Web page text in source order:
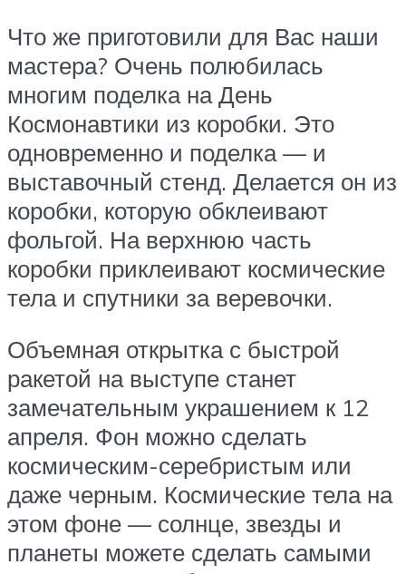
Что же приготовили для Вас наши
мастера? Очень полюбилась
многим поделка на День
Космонавтики из коробки. Это
одновременно и поделка — и
выставочный стенд. Делается он из
коробки, которую обклеивают
фольгой. На верхнюю часть
коробки приклеивают космические
тела и спутники за веревочки.
Объемная открытка с быстрой
ракетой на выступе станет
замечательным украшением к 12
апреля. Фон можно сделать
космическим-серебристым или
даже черным. Космические тела на
этом фоне — солнце, звезды и
планеты можете сделать самыми